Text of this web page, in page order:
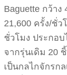
Baguette กว้า
21,600 ครั้ง/ชั่ว
ชั่วโมง ประกอ
จากรุ่นเดิม 20
เป็นกลไกจักรก